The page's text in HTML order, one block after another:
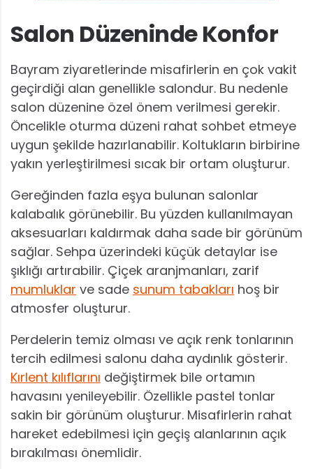
Salon Düzeninde Konfor
Bayram ziyaretlerinde misafirlerin en çok vakit
geçirdiği alan genellikle salondur. Bu nedenle
salon düzenine özel önem verilmesi gerekir.
Öncelikle oturma düzeni rahat sohbet etmeye
uygun şekilde hazırlanabilir. Koltukların birbirine
yakın yerleştirilmesi sıcak bir ortam oluşturur.
Gereğinden fazla eşya bulunan salonlar
kalabalık görünebilir. Bu yüzden kullanılmayan
aksesuarları kaldırmak daha sade bir görünüm
sağlar. Sehpa üzerindeki küçük detaylar ise
şıklığı artırabilir. Çiçek aranjmanları, zarif
mumluklar ve sade sunum tabakları hoş bir
atmosfer oluşturur.
Perdelerin temiz olması ve açık renk tonlarının
tercih edilmesi salonu daha aydınlık gösterir.
Kırlent kılıflarını değiştirmek bile ortamın
havasını yenileyebilir. Özellikle pastel tonlar
sakin bir görünüm oluşturur. Misafirlerin rahat
hareket edebilmesi için geçiş alanlarının açık
bırakılması önemlidir.